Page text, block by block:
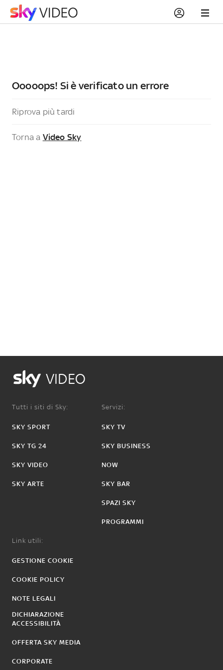
Ooooops! Si è verificato un errore
Riprova più tardi
Torna a Video Sky
VIDEO
Tutti i siti di Sky:
SKY SPORT
SKY TG 24
SKY VIDEO
SKY ARTE
Servizi:
SKY TV
SKY BUSINESS
NOW
SKY BAR
SPAZI SKY
PROGRAMMI
Link utili:
GESTIONE COOKIE
COOKIE POLICY
NOTE LEGALI
DICHIARAZIONE
ACCESSIBILITÀ
OFFERTA SKY MEDIA
CORPORATE